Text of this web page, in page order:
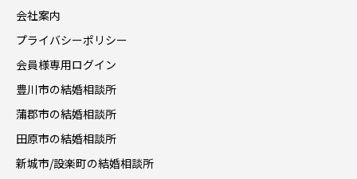
会社案内
プライバシーポリシー
会員様専用ログイン
豊川市の結婚相談所
蒲郡市の結婚相談所
田原市の結婚相談所
新城市/設楽町の結婚相談所